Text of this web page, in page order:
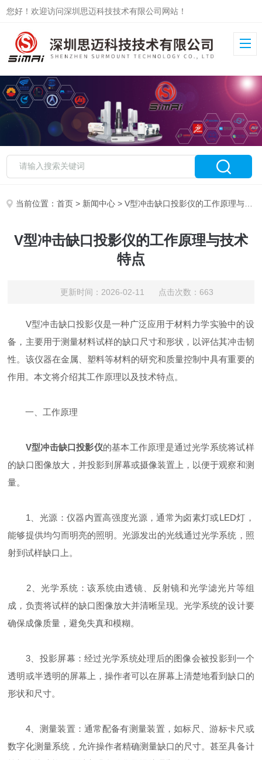
您好！欢迎访问深圳思迈科技技术有限公司网站！
当前位置：首页 > 新闻中心 > V型冲击缺口投影仪的工作原理与技术特点
V型冲击缺口投影仪的工作原理与技术
特点
更新时间：2026-02-11 点击次数：663
V型冲击缺口投影仪是一种广泛应用于材料力学实验中的设
备，主要用于测量材料试样的缺口尺寸和形状，以评估其冲击韧
性。该仪器在金属、塑料等材料的研究和质量控制中具有重要的
作用。本文将介绍其工作原理以及技术特点。
一、工作原理
V型冲击缺口投影仪的基本工作原理是通过光学系统将试样
的缺口图像放大，并投影到屏幕或摄像装置上，以便于观察和测
量。
1、光源：仪器内置高强度光源，通常为卤素灯或LED灯，
能够提供均匀而明亮的照明。光源发出的光线通过光学系统，照
射到试样缺口上。
2、光学系统：该系统由透镜、反射镜和光学滤光片等组
成，负责将试样的缺口图像放大并清晰呈现。光学系统的设计要
确保成像质量，避免失真和模糊。
3、投影屏幕：经过光学系统处理后的图像会被投影到一个
透明或半透明的屏幕上，操作者可以在屏幕上清楚地看到缺口的
形状和尺寸。
4、测量装置：通常配备有测量装置，如标尺、游标卡尺或
数字化测量系统，允许操作者精确测量缺口的尺寸。甚至具备计